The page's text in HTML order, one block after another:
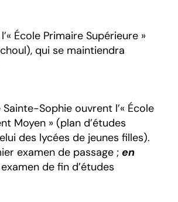
École Primaire Supérieure »
qui se maintiendra
Sophie ouvrent l’« École
Moyen » (plan d’études
des lycées de jeunes filles).
examen de passage ; en
de fin d’études